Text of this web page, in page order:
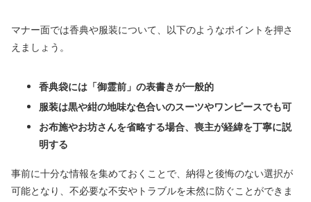
マナー面では香典や服装について、以下のようなポイントを押さ
えましょう。
香典袋には「御霊前」の表書きが一般的
服装は黒や紺の地味な色合いのスーツやワンピースでも可
お布施やお坊さんを省略する場合、喪主が経緯を丁寧に説
明する
事前に十分な情報を集めておくことで、納得と後悔のない選択が
可能となり、不必要な不安やトラブルを未然に防ぐことができま